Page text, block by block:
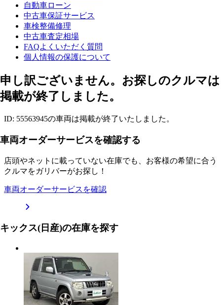
自動車ローン
中古車保証サービス
車検整備修理
中古車査定相場
FAQよくいただく質問
個人情報の保護について
申し訳ございません。お探しのクルマは
掲載が終了しました。
ID: 55563945の車両は掲載が終了いたしました。
車両オーダーサービスを確認する
店頭やネットに載っていない在庫でも、お客様の希望に合う
クルマをガリバーがお探し！
車両オーダーサービスを確認
キックス(日産)の在庫を探す